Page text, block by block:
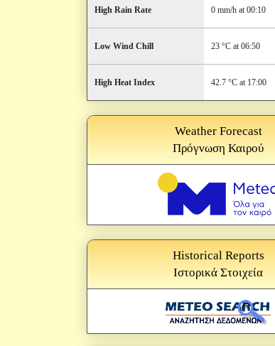
High Rain Rate 0 mm/h at 00:10
Low Wind Chill 23 °C at 06:50
High Heat Index 42.7 °C at 17:00
Weather Forecast
Πρόγνωση Καιρού
Historical Reports
Ιστορικά Στοιχεία